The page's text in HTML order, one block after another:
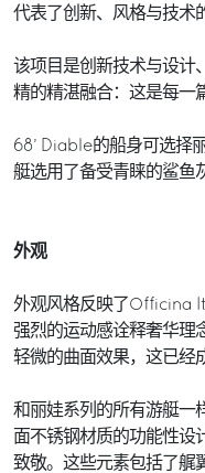
代表了创新、风格与技术
该项目是创新技术与设计
精的精湛融合：这是每一
68’ Diable的船身可选择
艇选用了备受青睐的鲨鱼
外观
外观风格反映了Officina
强烈的运动感诠释奢华理
轻微的曲面效果，这已经
和丽娃系列的所有游艇一
面不锈钢材质的功能性设
致敬。这些元素包括了艉